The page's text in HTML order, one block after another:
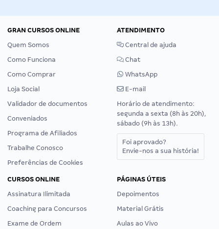
GRAN CURSOS ONLINE
Quem Somos
Como Funciona
Como Comprar
Loja Social
Validador de documentos
Conveniados
Programa de Afiliados
Trabalhe Conosco
Preferências de Cookies
ATENDIMENTO
Central de ajuda
Chat
WhatsApp
E-mail
Horário de atendimento:
segunda a sexta (8h às 20h),
sábado (9h às 13h).
Foi aprovado?
Envie-nos a sua história!
CURSOS ONLINE
Assinatura Ilimitada
Coaching para Concursos
Exame de Ordem
PÁGINAS ÚTEIS
Depoimentos
Material Grátis
Aulas ao Vivo